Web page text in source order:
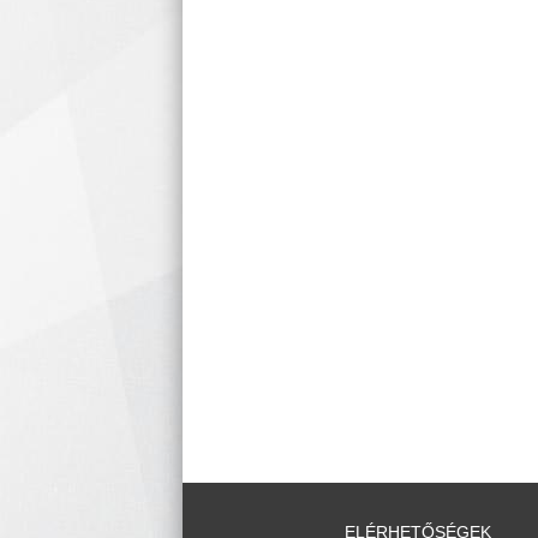
ELÉRHETŐSÉGEK